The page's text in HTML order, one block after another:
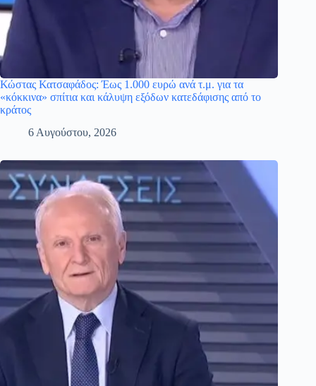
Κώστας Κατσαφάδος: Έως 1.000 ευρώ ανά τ.μ. για τα
«κόκκινα» σπίτια και κάλυψη εξόδων κατεδάφισης από το
κράτος
6 Αυγούστου, 2026